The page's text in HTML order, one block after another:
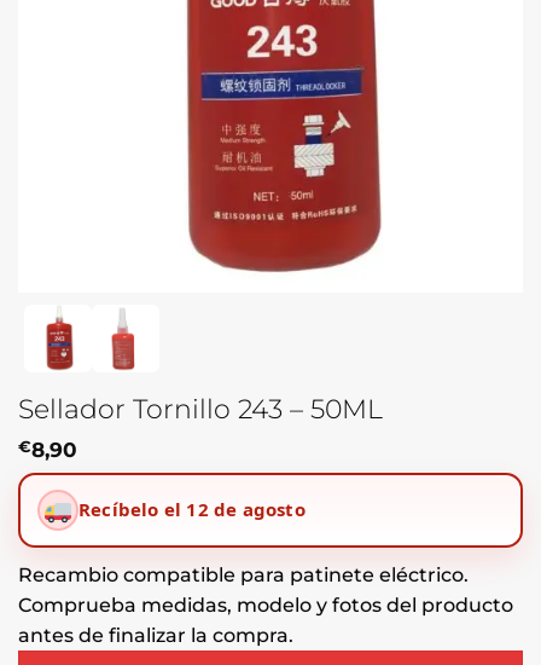
Sellador Tornillo 243 – 50ML
€8,90
Recíbelo el 12 de agosto
Recambio compatible para patinete eléctrico.
Comprueba medidas, modelo y fotos del producto
antes de finalizar la compra.